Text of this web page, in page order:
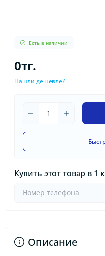
Есть в наличии
0тг.
Нашли дешевле?
Купить этот товар в 1
Описание